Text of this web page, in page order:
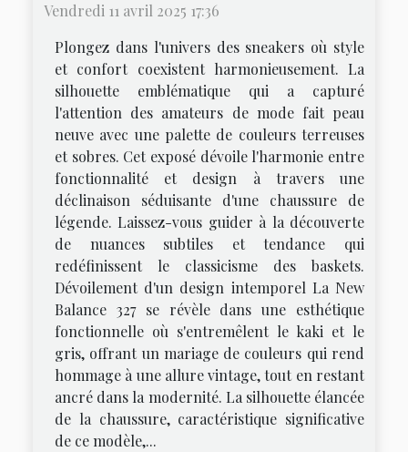
Vendredi 11 avril 2025 17:36
Plongez dans l'univers des sneakers où style
et confort coexistent harmonieusement. La
silhouette emblématique qui a capturé
l'attention des amateurs de mode fait peau
neuve avec une palette de couleurs terreuses
et sobres. Cet exposé dévoile l'harmonie entre
fonctionnalité et design à travers une
déclinaison séduisante d'une chaussure de
légende. Laissez-vous guider à la découverte
de nuances subtiles et tendance qui
redéfinissent le classicisme des baskets.
Dévoilement d'un design intemporel La New
Balance 327 se révèle dans une esthétique
fonctionnelle où s'entremêlent le kaki et le
gris, offrant un mariage de couleurs qui rend
hommage à une allure vintage, tout en restant
ancré dans la modernité. La silhouette élancée
de la chaussure, caractéristique significative
de ce modèle,...